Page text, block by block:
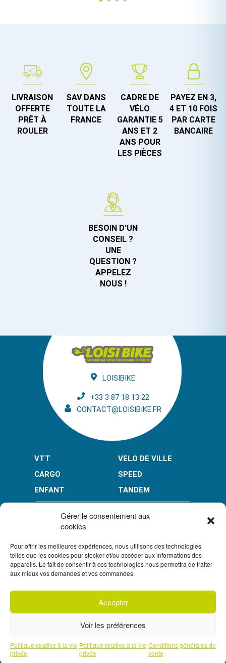
Gérer le consentement aux
cookies
Pour offrir les meilleures expériences, nous utilisons des technologies
telles que les cookies pour stocker et/ou accéder aux informations des
appareils. Le fait de consentir à ces technologies nous permettra de traiter
aux mieux vos demandes et vos commandes.
Accepter
Voir les préférences
Politique relative à la vie
privée
Politique relative à la vie
privée
Conditions générales de
vente
LIVRAISON
OFFERTE
PRÊT À
ROULER
SAV DANS
TOUTE LA
FRANCE
CADRE DE
VÉLO
GARANTIE 5
ANS ET 2
ANS POUR
LES PIÈCES
PAYEZ EN 3,
4 ET 10 FOIS
PAR CARTE
BANCAIRE
BESOIN D’UN
CONSEIL ?
UNE
QUESTION ?
APPELEZ
NOUS !
notre newsletter
avec l'un de nos experts
LOISIBIKE
+33 3 87 18 13 22
CONTACT@LOISIBIKE.FR
VTT
VELO DE VILLE
CARGO
SPEED
ENFANT
TANDEM
PAIEMENT EN PLUSIEURS FOIS* :
LIMITÉ À 3000 € POUR LE 10X. LIMITÉ À 6000 € POUR LE 3X ET 4X.
CONDITION GÉNÉRALES DE VENTE
POLITIQUE DE CONFIDENTIALITÉ
SOUS RÉSERVE D’ACCEPTATION PAR FLOA. VOUS